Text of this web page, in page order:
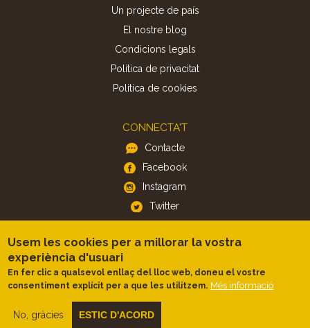
Un projecte de país
El nostre blog
Condicions legals
Política de privacitat
Politica de cookies
CONNECTA'T
Contacte
Facebook
Instagram
Twitter
APP
Android
Usem les cookies per a millorar la vostra
experiència d'usuari
En fer clic a qualsevol enllaç del lloc web, doneu el vostre
consentiment explícit per a que les utilitzem. Més informació
No, gràcies ESTIC D'ACORD